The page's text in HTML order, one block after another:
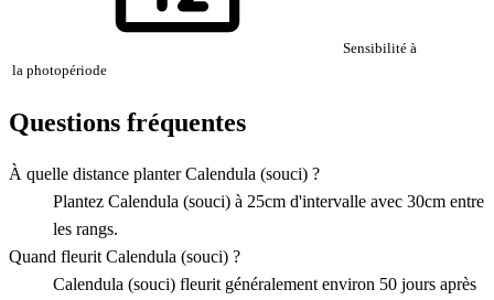
Sensibilité à
la photopériode
Questions fréquentes
À quelle distance planter Calendula (souci) ?
Plantez Calendula (souci) à 25cm d'intervalle avec 30cm entre
les rangs.
Quand fleurit Calendula (souci) ?
Calendula (souci) fleurit généralement environ 50 jours après